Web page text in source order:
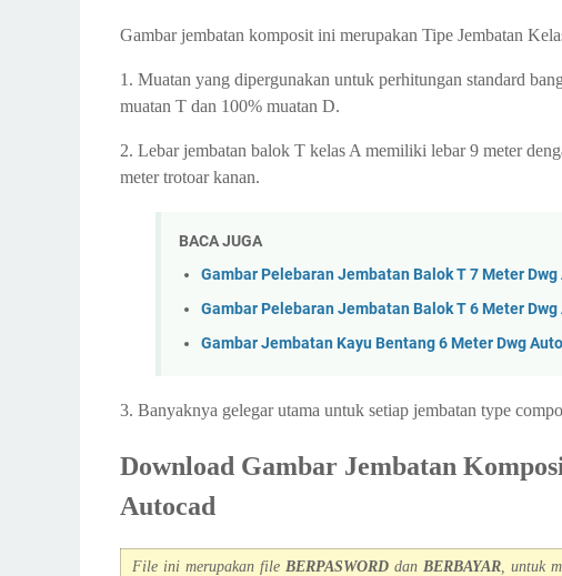
Gambar jembatan komposit ini merupakan Tipe Jembatan
1. Muatan yang dipergunakan untuk perhitungan standard
muatan T dan 100% muatan D.
2. Lebar jembatan balok T kelas A memiliki lebar 9 meter
meter trotoar kanan.
BACA JUGA
Gambar Pelebaran Jembatan Balok T 7 Meter Dwg
Gambar Pelebaran Jembatan Balok T 6 Meter Dwg
Gambar Jembatan Kayu Bentang 6 Meter Dwg
3. Banyaknya gelegar utama untuk setiap jembatan type
Download Gambar Jembatan
Autocad
File ini merupakan file BERPASWORD dan BERBAYAR , untuk